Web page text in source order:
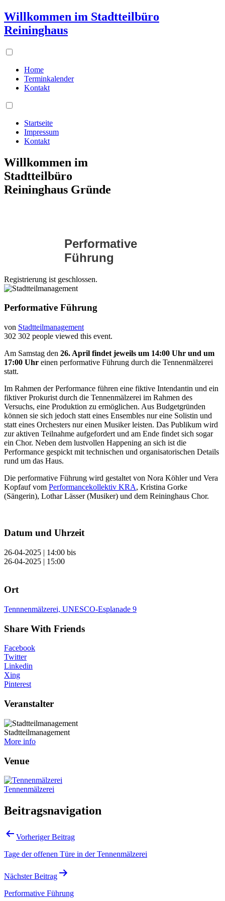
Willkommen im Stadtteilbüro
Reininghaus
Home
Terminkalender
Kontakt
Startseite
Impressum
Kontakt
Willkommen im
Stadtteilbüro
Reininghaus Gründe
Performative
Führung
Registrierung ist geschlossen.
Performative Führung
von Stadtteilmanagement
302 302 people viewed this event.
Am Samstag den 26. April findet jeweils um 14:00 Uhr und um
17:00 Uhr einen performative Führung durch die Tennenmälzerei
statt.
Im Rahmen der Performance führen eine fiktive Intendantin und ein
fiktiver Prokurist durch die Tennenmälzerei im Rahmen des
Versuchs, eine Produktion zu ermöglichen. Aus Budgetgründen
können sie sich jedoch statt eines Ensembles nur eine Solistin und
statt eines Orchesters nur einen Musiker leisten. Das Publikum wird
zur aktiven Teilnahme aufgefordert und am Ende findet sich sogar
ein Chor. Neben dem lustvollen Happening an sich ist die
Performance gespickt mit technischen und organisatorischen Details
rund um das Haus.
Die performative Führung wird gestaltet von Nora Köhler und Vera
Kopfauf vom Performancekollektiv KRA, Kristina Gorke
(Sängerin), Lothar Lässer (Musiker) und dem Reininghaus Chor.
Datum und Uhrzeit
26-04-2025 | 14:00 bis
26-04-2025 | 15:00
Ort
Tennnenmälzerei, UNESCO-Esplanade 9
Share With Friends
Facebook
Twitter
Linkedin
Xing
Pinterest
Veranstalter
Stadtteilmanagement
More info
Venue
Tennenmälzerei
Beitragsnavigation
Vorheriger Beitrag
Tage der offenen Türe in der Tennenmälzerei
Nächster Beitrag
Performative Führung